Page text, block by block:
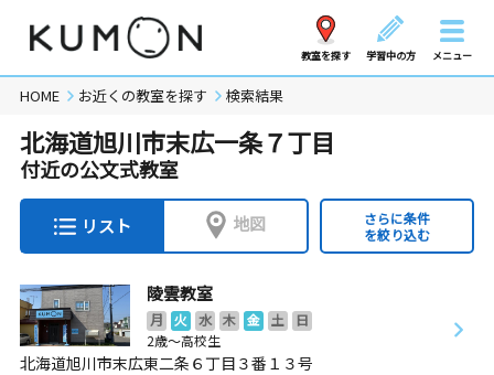
教室を探す 学習中の方 メニュー
HOME お近くの教室を探す 検索結果
北海道旭川市末広一条７丁目
付近の公文式教室
リスト 地図
さらに条件
を絞り込む
陵雲教室
月 火 水 木 金 土
日
2歳～高校生
北海道旭川市末広東二条６丁目３番１３号